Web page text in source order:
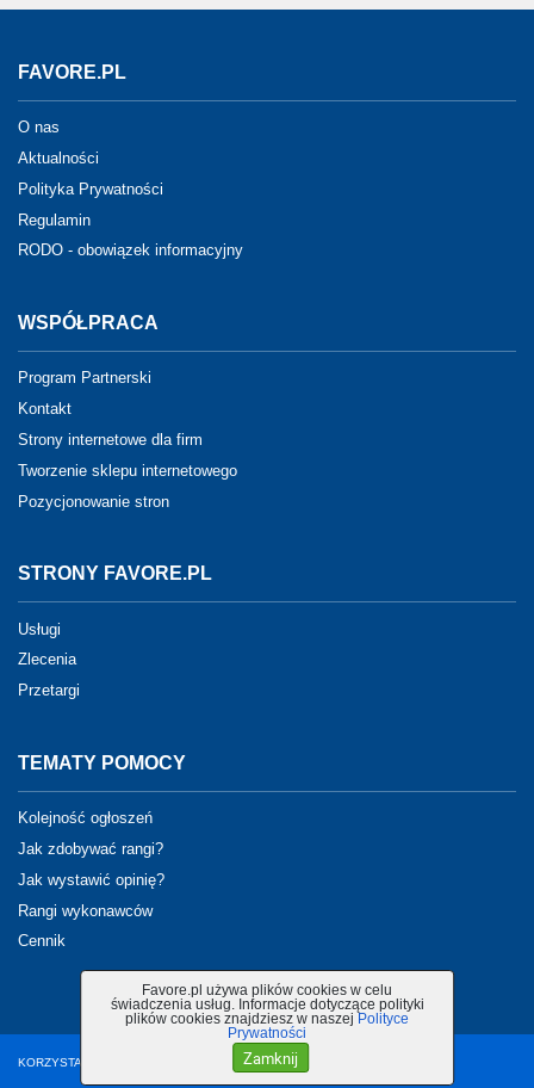
Favore.pl używa plików cookies w celu
świadczenia usług. Informacje dotyczące polityki
plików cookies znajdziesz w naszej Polityce
Prywatności
Zamknij
FAVORE.PL
O nas
Aktualności
Polityka Prywatności
Regulamin
RODO - obowiązek informacyjny
WSPÓŁPRACA
Program Partnerski
Kontakt
Strony internetowe dla firm
Tworzenie sklepu internetowego
Pozycjonowanie stron
STRONY FAVORE.PL
Usługi
Zlecenia
Przetargi
TEMATY POMOCY
Kolejność ogłoszeń
Jak zdobywać rangi?
Jak wystawić opinię?
Rangi wykonawców
Cennik
KORZYSTANIE Z PORTALU OZNACZA AKCEPTACJĘ